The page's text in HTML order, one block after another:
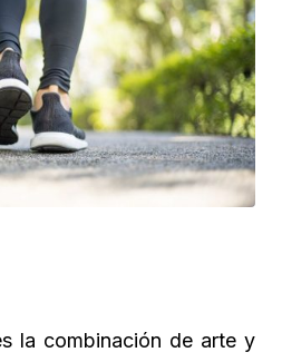
la combinación de arte y